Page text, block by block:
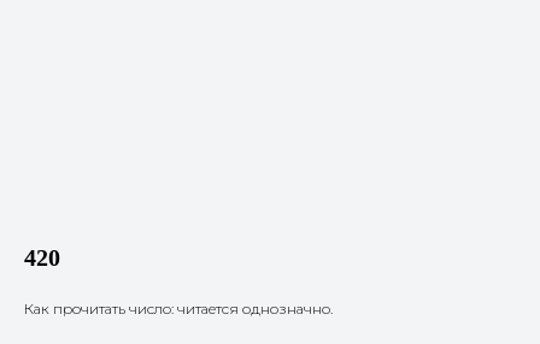
420
Как прочитать число: читается однозначно.